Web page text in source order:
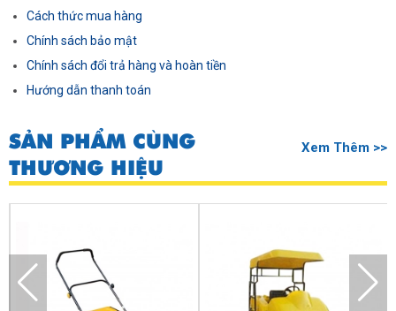
Cách thức mua hàng
Chính sách bảo mật
Chính sách đổi trả hàng và hoàn tiền
Hướng dẫn thanh toán
SẢN PHẨM CÙNG
THƯƠNG HIỆU
Xem Thêm >>